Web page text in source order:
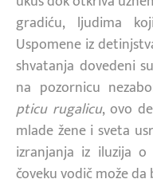
gradiću, ljudima
Uspomene iz
shvatanja dovedeni
na pozornicu
pticu rugalicu, ovo
mlade žene i sveta
izranjanja iz iluzija
čoveku vodič može